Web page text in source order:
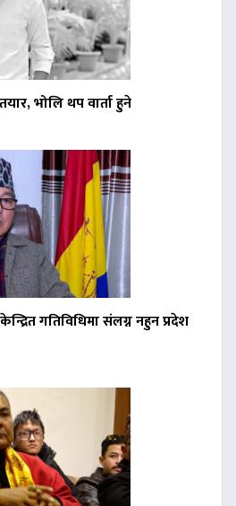
भोलि थप वार्ता हुने
केन्द्रित गतिविधिमा संलग्न नहुन प्रदेश